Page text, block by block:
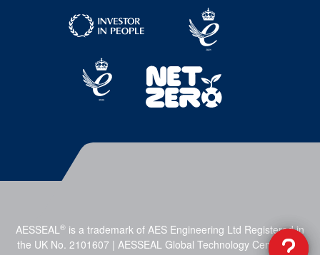
AESSEAL ® is a trademark of AES Engineering Ltd Registered in
the UK No. 2101607 | AESSEAL Global Technology Centre, Mill